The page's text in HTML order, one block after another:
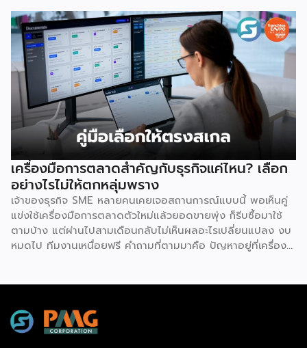
การลงทุนที่น่าสนใจและช่วยลดอุปสรรคสำหรับผู้เริ่มต้นได้อย่างมี
ประสิทธิภาพ เหตุผลประการแรกคือ การมีโมเดลธุรกิจที่ชัดเจน
และพร้อมนำไปใช้ทันที ซึ่งถือเป็นการลดความเสี่ยงด้านการลงทุน
ได้อย่างดีที่สุด เนื่องจากผู้ลงทุนไม่จำเป็นต้องเสียเวลาลองผิด
ลองถูกเอง ระบบแฟรนไชส์ถูกออกแบบและผ่านการพิสูจน์ความ
สำเร็จมาแล้วโดยเจ้าของแบรนด์ ซึ่งมีการจัดเตรียมอุปกรณ์
โครงสร้างร้านตามมาตรฐาน พร้อมคู่มือการปฏิบัติงานที่ชัดเจน
อีกทั้งยังมีทีมงานคอยช่วยสอนงานทั้งภาคทฤษฎีและปฏิบัติก่อน
เปิดร้านจริง ทำให้ผู้ซื้อแฟรนไชส์สามารถควบคุมคุณภาพของ
สินค้าและบริการให้เป็นไปตามมาตรฐานได้อย่างง่ายดาย เหตุผล
ประการต่อมาคือ แบรนด์มีชื่อเสียงและมีฐานลูกค้าที่แข็งแกร่งอยู่
แล้ว การซื้อแฟรนไชส์ทำให้ผู้ลงทุนได้ครอบครองแบรนด์ที่เป็นที่
รู้จักในตลาด ส่งผลให้มีกลุ่มลูกค้าพร้อมอุดหนุนตั้งแต่วันแรกที่
เปิดทำการ นอกจากนี้ เจ้าของแบรนด์ยังทำการตลาด
ประชาสัมพันธ์ และสร้างการรับรู้แบรนด์อย่างต่อเนื่อง ซึ่งช่วยให้
ผู้ลงทุนประหยัดงบประมาณด้านการตลาดและสร้างความเชื่อมั่น
ให้กับผู้บริโภคได้อย่างรวดเร็ว ประการที่สามคือ การมีที่ปรึกษา
ทางธุรกิจอย่างใกล้ชิดตลอดระยะเวลาสัญญา คอยให้คำแนะนำ
และร่วมแก้ปัญหาต่างๆ ทำให้ผู้ลงทุนมั่นใจได้ว่าจะไม่ได้เดินอยู่บน
เส้นทางธุรกิจเพียงลำพัง เหตุผลประการที่สี่คือ โอกาสเติบโต
เครื่องมือการตลาดสำคัญกับธุรกิจแค่ไหน? เลือก
อย่างไรไม่ให้ตกหลุ่มพราง
เจ้าของธุรกิจ SME หลายคนเคยเจอสถานการณ์แบบนี้ พอเห็นคู่
แข่งใช้เครื่องมือการตลาดตัวใหม่แล้วยอดขายพุ่ง ก็รีบซื้อมาใช้
ตามบ้าง แต่ผ่านไปสามเดือนกลับไม่เห็นผลอะไรเปลี่ยนแปลง งบ
หมดไป ทีมงานเหนื่อยฟรี คำถามที่ตามมาคือ ปัญหาอยู่ที่เครื่อง
DAAT ชี้ว่าผู้เชี่ยวชาญแนะนำให้ธุรกิจจัดสรรงบประมาณราว 30%
ไว้สำหรับการสร้างแบรนด์ (Brand Building) ในระยะยาว แทนที่